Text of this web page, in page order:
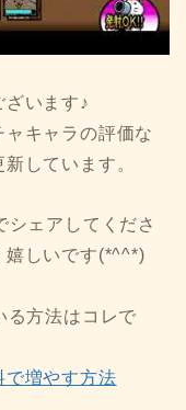
います♪
キャラの評価な
しています。
ェアしてくださ
嬉しいです(*^^*)
る方法はコレで
で増やす方法